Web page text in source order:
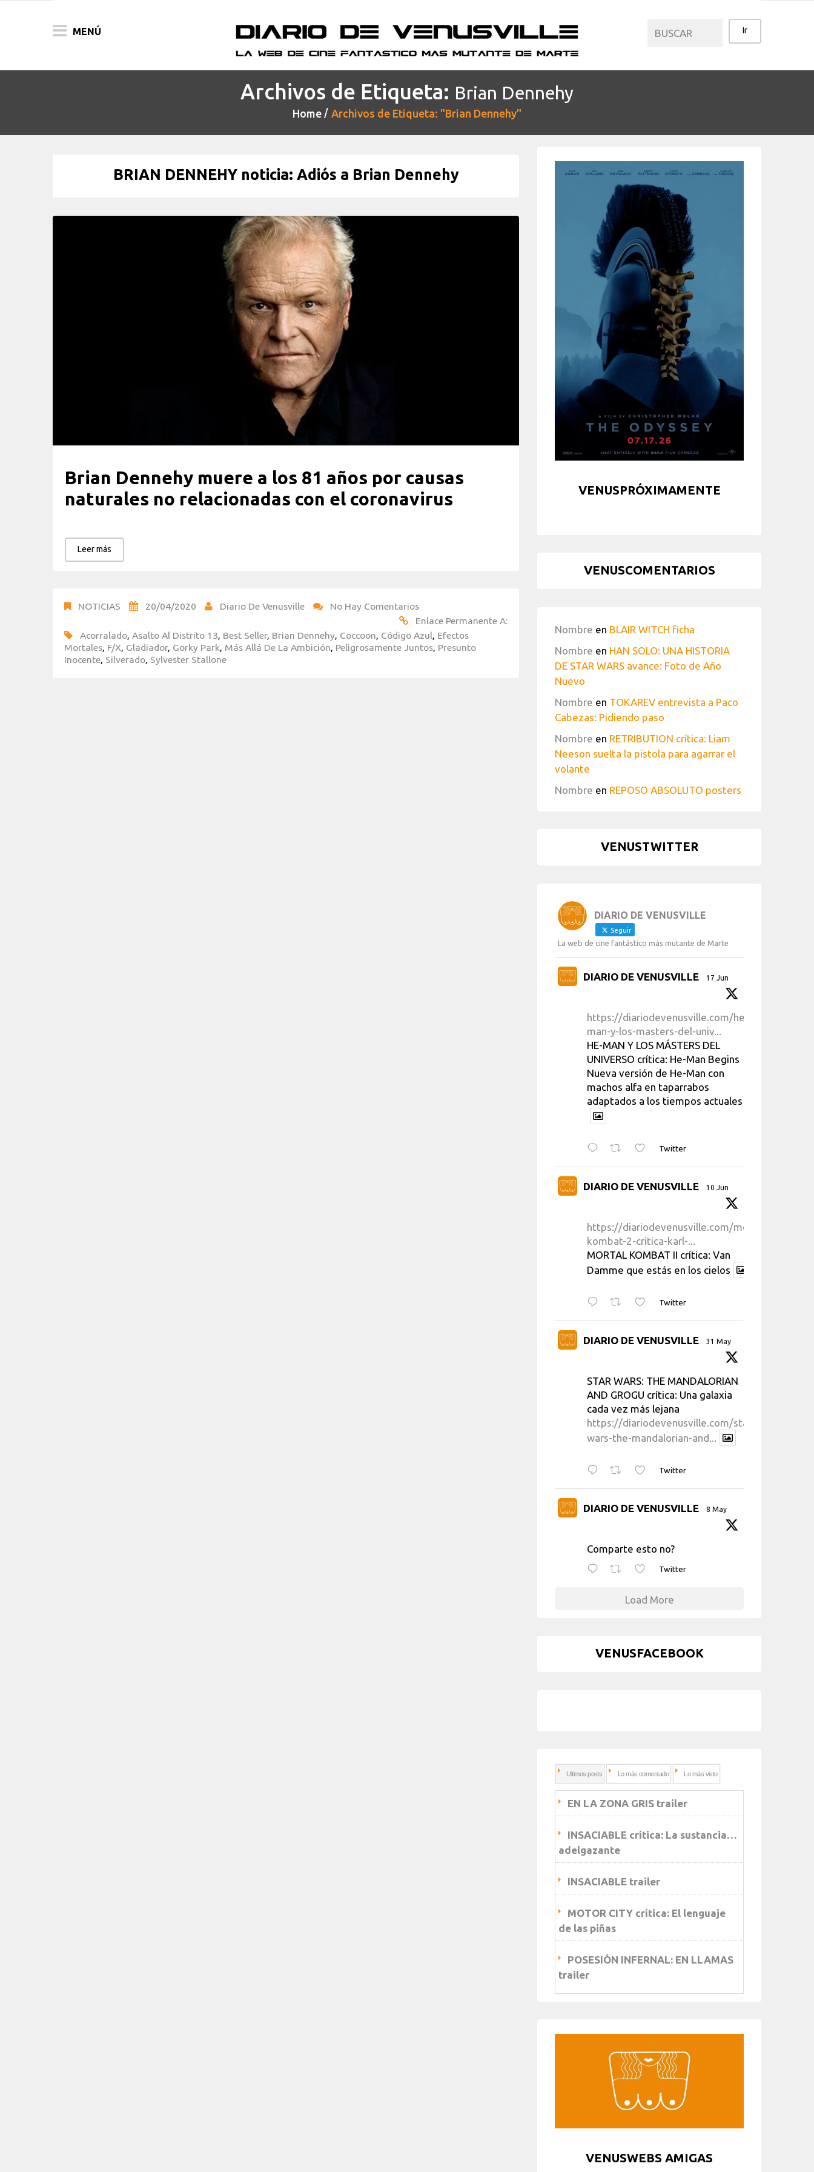
MENÚ
Archivos de Etiqueta: Brian Dennehy
Home Archivos de Etiqueta: "Brian Dennehy"
BRIAN DENNEHY noticia: Adiós a Brian Dennehy
Brian Dennehy muere a los 81 años por causas
naturales no relacionadas con el coronavirus
Leer más
NOTICIAS 20/04/2020 Diario De Venusville
No Hay Comentarios
Enlace Permanente A:
Acorralado, Asalto Al Distrito 13, Best Seller, Brian Dennehy, Coccoon, Código Azul, Efectos
Mortales, F/X, Gladiador, Gorky Park, Más Allá De La Ambición, Peligrosamente Juntos, Presunto
Inocente, Silverado, Sylvester Stallone
VENUSPRÓXIMAMENTE
VENUSCOMENTARIOS
Nombre en BLAIR WITCH ficha
Nombre en HAN SOLO: UNA HISTORIA
DE STAR WARS avance: Foto de Año
Nuevo
Nombre en TOKAREV entrevista a Paco
Cabezas: Pidiendo paso
Nombre en RETRIBUTION crítica: Liam
Neeson suelta la pistola para agarrar el
volante
Nombre en REPOSO ABSOLUTO posters
VENUSTWITTER
DIARIO DE VENUSVILLE
Seguir
La web de cine fantástico más mutante de Marte
DIARIO DE VENUSVILLE 17 Jun
https://diariodevenusville.com/he-
man-y-los-masters-del-univ...
HE-MAN Y LOS MÁSTERS DEL
UNIVERSO crítica: He-Man Begins
Nueva versión de He-Man con
machos alfa en taparrabos
adaptados a los tiempos actuales
Twitter
DIARIO DE VENUSVILLE 10 Jun
https://diariodevenusville.com/mortal-
kombat-2-critica-karl-...
MORTAL KOMBAT II crítica: Van
Damme que estás en los cielos
Twitter
DIARIO DE VENUSVILLE 31 May
STAR WARS: THE MANDALORIAN
AND GROGU crítica: Una galaxia
cada vez más lejana
https://diariodevenusville.com/star-
wars-the-mandalorian-and...
Twitter
DIARIO DE VENUSVILLE 8 May
Comparte esto no?
Twitter
Load More
VENUSFACEBOOK
Ultimos posts Lo más comentado Lo más visto
EN LA ZONA GRIS trailer
INSACIABLE crítica: La sustancia…
adelgazante
INSACIABLE trailer
MOTOR CITY crítica: El lenguaje
de las piñas
POSESIÓN INFERNAL: EN LLAMAS
trailer
VENUSWEBS AMIGAS
FESTIVALES